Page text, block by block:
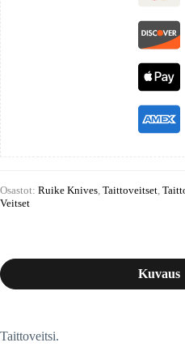
Osastot: Ruike Knives, Taittoveitset,
Veitset
Kuvaus
Taittoveitsi.